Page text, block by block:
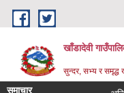
Skip to main content
खाँडादेवी
सुन्दर, सभ्य र समृद्ध
समाचार